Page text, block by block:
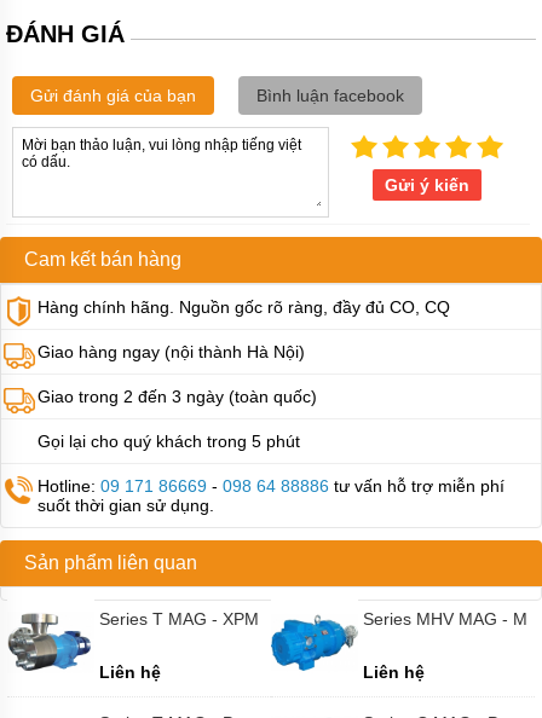
Máy
nhựa
đường
Bơm
màng
Bơm
màng
Sandpiper
màng
Aro
Bơm
màng
Cosmostar
Bơm
YAMADA
Bơm
MORAK
Bơm
ĐÁNH GIÁ
Gửi đánh giá của bạn Bình luận facebook
Gửi ý kiến
Cam kết bán hàng
Hàng chính hãng. Nguồn gốc rõ ràng, đầy đủ CO, CQ
Giao hàng ngay (nội thành Hà Nội)
Giao trong 2 đến 3 ngày (toàn quốc)
Gọi lại cho quý khách trong 5 phút
Hotline: 09 171 86669 - 098 64 88886 tư vấn hỗ trợ miễn phí
suốt thời gian sử dụng.
Sản phẩm liên quan
Series T MAG - XPM
Liên hệ
Series MHV MAG - M
Liên hệ